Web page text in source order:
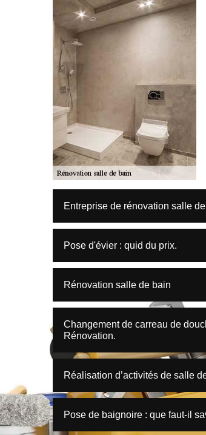
Entreprise de rénovation salle
Pose d'évier : quid du prix.
Rénovation salle de bain
Changement de carreau de
Rénovation.
Réalisation d’activités de salle
Pose de baignoire : que faut-il